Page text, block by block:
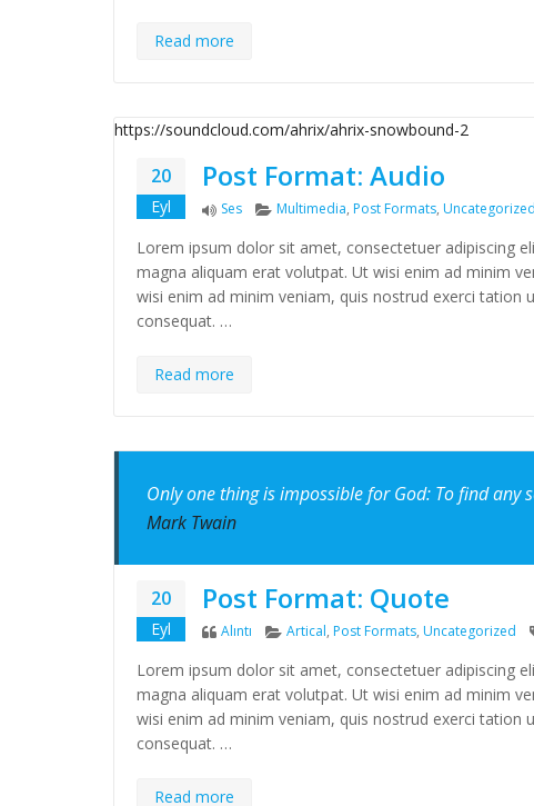
Read more
https://soundcloud.com/ahrix/ahrix-snowbound-2
20
Eyl
Post Format: Audio
Format
Ses Categories
Multimedia, Post Formats, Uncategorized
Lorem ipsum dolor sit amet, consectetuer adipiscing
magna aliquam erat volutpat. Ut wisi enim ad minim
wisi enim ad minim veniam, quis nostrud exerci
consequat. …
Read more
Only one thing is impossible for God: To find any
Mark Twain
20
Eyl
Post Format: Quote
Format
Alıntı Categories
Artical, Post Formats, Uncategorized
Lorem ipsum dolor sit amet, consectetuer adipiscing
magna aliquam erat volutpat. Ut wisi enim ad minim
wisi enim ad minim veniam, quis nostrud exerci
consequat. …
Read more